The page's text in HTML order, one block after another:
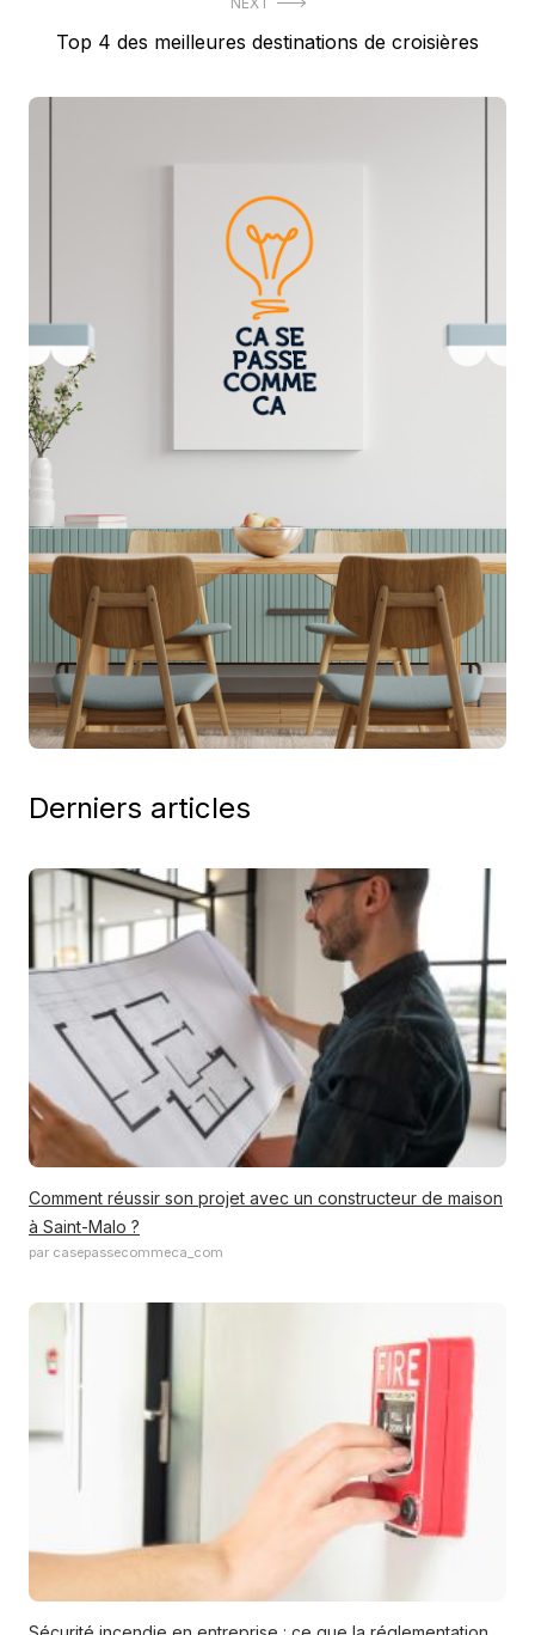
Next
Top 4 des meilleures destinations de croisières
Derniers articles
Comment réussir son projet avec un constructeur de maison
à Saint-Malo ?
par casepassecommeca_com